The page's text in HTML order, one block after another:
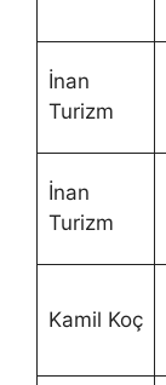
İnan
Turizm
İnan
Turizm
Kamil Koç